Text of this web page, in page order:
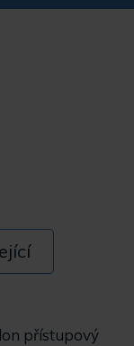
přístupový